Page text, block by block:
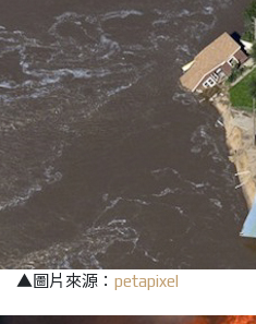
▲圖片來源： petapixel